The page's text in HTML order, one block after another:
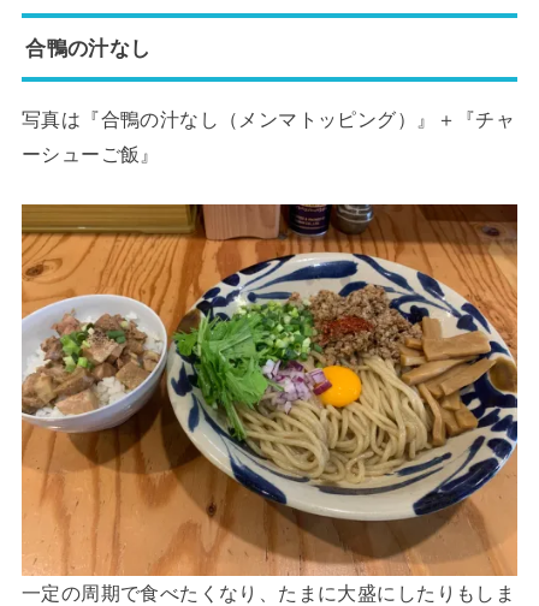
合鴨の汁なし
写真は『合鴨の汁なし（メンマトッピング）』＋『チャ
ーシューご飯』
一定の周期で食べたくなり、たまに大盛にしたりもしま